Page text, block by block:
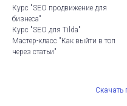
Курс "SEO продвижение для
бизнеса"
Курс "SEO для Tilda"
Мастер-класс "Как выйти в топ
через статьи"
Скачать